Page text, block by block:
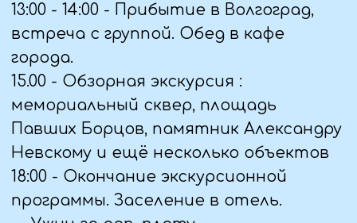
— Завтрак в отеле.
09.00 - Освобождение номеров, выезд
из отеля
09.30 - посещение Музея- панорамы
"Сталинградская битва" .
Продолжение экскурсии " Город- герой
Волгоград": осмотр экспозиции "
3 ДЕНЬ (18.05.25)
Сарепта"
18.00 - Возвращение в отель,
свободное время.